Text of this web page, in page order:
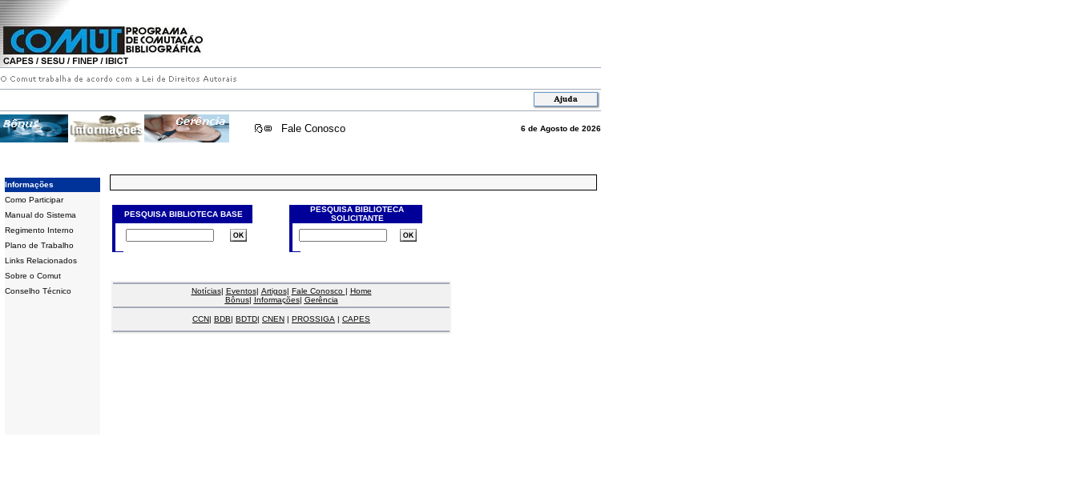
Fale Conosco 6 de Agosto de 2026
Informações
Como Participar
Manual do Sistema
Regimento Interno
Plano de Trabalho
Links Relacionados
Sobre o Comut
Conselho Técnico
PESQUISA BIBLIOTECA BASE
PESQUISA BIBLIOTECA
SOLICITANTE
Notícias| Eventos| Artigos| Fale Conosco | Home
Bônus| Informações| Gerência
CCN| BDB| BDTD| CNEN | PROSSIGA | CAPES